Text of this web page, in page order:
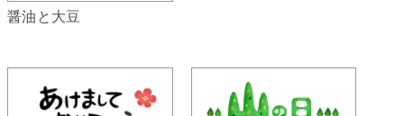
醤油と大豆